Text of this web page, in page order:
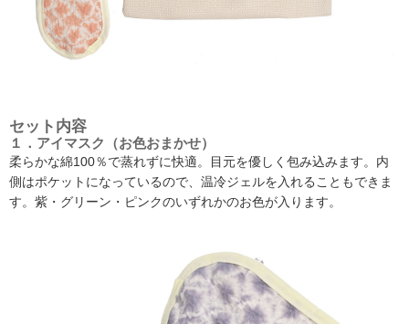
セット内容
１．アイマスク（お色おまかせ）
柔らかな綿100％で蒸れずに快適。目元を優しく包み込みます。内
側はポケットになっているので、温冷ジェルを入れることもできま
す。紫・グリーン・ピンクのいずれかのお色が入ります。